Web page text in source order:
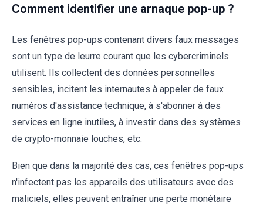
Comment identifier une arnaque pop-up ?
Les fenêtres pop-ups contenant divers faux messages
sont un type de leurre courant que les cybercriminels
utilisent. Ils collectent des données personnelles
sensibles, incitent les internautes à appeler de faux
numéros d'assistance technique, à s'abonner à des
services en ligne inutiles, à investir dans des systèmes
de crypto-monnaie louches, etc.
Bien que dans la majorité des cas, ces fenêtres pop-ups
n'infectent pas les appareils des utilisateurs avec des
maliciels, elles peuvent entraîner une perte monétaire